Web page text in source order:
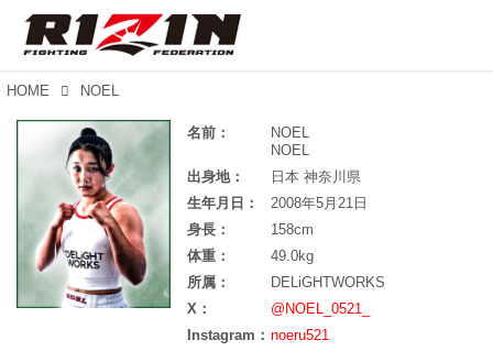
HOME NOEL
名前：
NOEL
NOEL
出身地：
日本 神奈川県
生年月日：
2008年5月21日
身長：
158cm
体重：
49.0kg
所属：
DELiGHTWORKS
X：
@NOEL_0521_
Instagram： noeru521